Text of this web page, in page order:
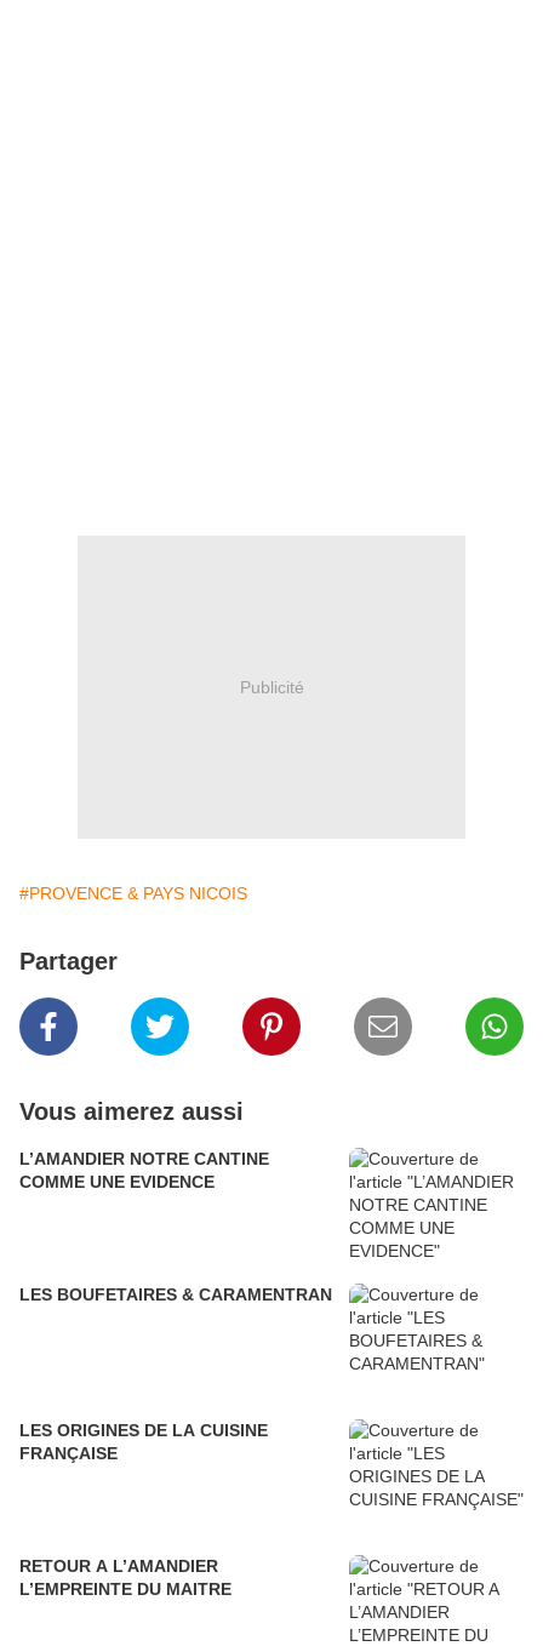
Publicité
#PROVENCE & PAYS NICOIS
Partager
Vous aimerez aussi
L’AMANDIER NOTRE CANTINE
COMME UNE EVIDENCE
LES BOUFETAIRES & CARAMENTRAN
LES ORIGINES DE LA CUISINE
FRANÇAISE
RETOUR A L’AMANDIER
L’EMPREINTE DU MAITRE